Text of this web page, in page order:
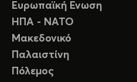
Ευρωπαϊκή Ενωση
ΗΠΑ - ΝΑΤΟ
Μακεδονικό
Παλαιστίνη
Πόλεμος